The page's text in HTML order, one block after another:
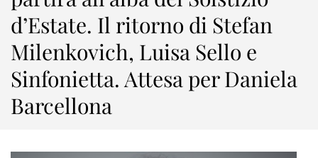
d’Estate. Il ritorno di Stefan
Milenkovich, Luisa Sello e
Sinfonietta. Attesa per Daniela
Barcellona